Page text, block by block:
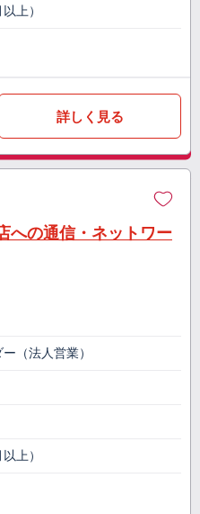
上）
詳しく見る
への通信・ネットワー
（法人営業）
上）